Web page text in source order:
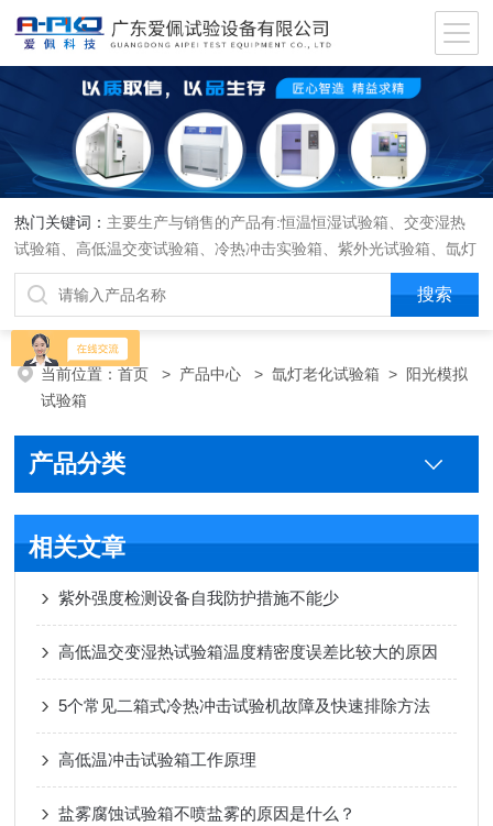
热门关键词： 主要生产与销售的产品有:恒温恒湿试验箱、交变湿热
试验箱、高低温交变试验箱、冷热冲击实验箱、紫外光试验箱、氙灯
老化箱、恒温恒湿实验室、沙尘试验箱、淋雨试验箱、盐水喷雾试验
箱、各种振动试验台、拉力试验机、蒸汽老化试验机、跌落试验机、
插拔力试验机、按健寿命试验机、纸带耐磨擦试验机、工业烘烤箱
当前位置：首页 > 产品中心 >氙灯老化试验箱 > 阳光模拟
试验箱
产品分类
相关文章
紫外强度检测设备自我防护措施不能少
高低温交变湿热试验箱温度精密度误差比较大的原因
5个常见二箱式冷热冲击试验机故障及快速排除方法
高低温冲击试验箱工作原理
盐雾腐蚀试验箱不喷盐雾的原因是什么？